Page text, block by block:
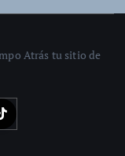
Atrás tu sitio de